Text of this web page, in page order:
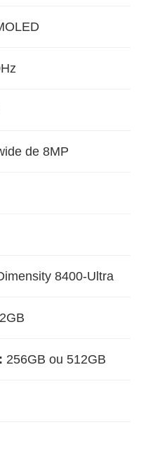
de 8MP
8400-Ultra
256GB ou 512GB